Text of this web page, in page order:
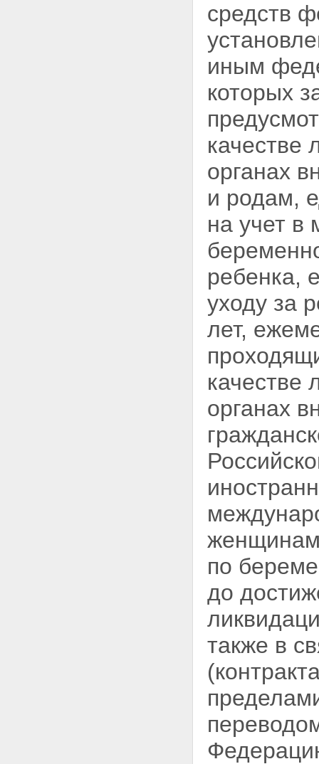
средств
иным
которых
качестве
органах
и родам,
на учет в
ребенка,
уходу за
лет,
качестве
органах
по
до
также в